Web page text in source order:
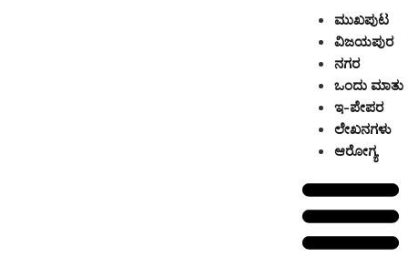
ಮುಖಪುಟ
ವಿಜಯಪುರ
ನಗರ
ಒಂದು ಮಾತು
ಇ-ಪೇಪರ
ಲೇಖನಗಳು
ಆರೋಗ್ಯ